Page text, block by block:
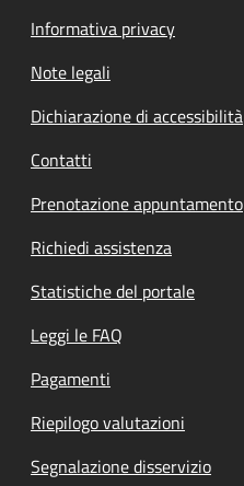
Informativa privacy
Note legali
Dichiarazione di accessibilità
Contatti
Prenotazione appuntamento
Richiedi assistenza
Statistiche del portale
Leggi le FAQ
Pagamenti
Riepilogo valutazioni
Segnalazione disservizio